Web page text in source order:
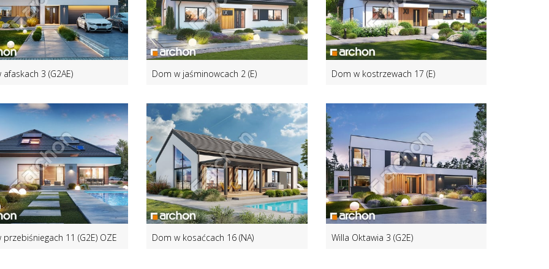
3 (G2AE) Dom w jaśminowcach 2 (E) Dom w kostrzewach 17 (E)
11 (G2E) OZE Dom w kosaćcach 16 (NA) Willa Oktawia 3 (G2E)